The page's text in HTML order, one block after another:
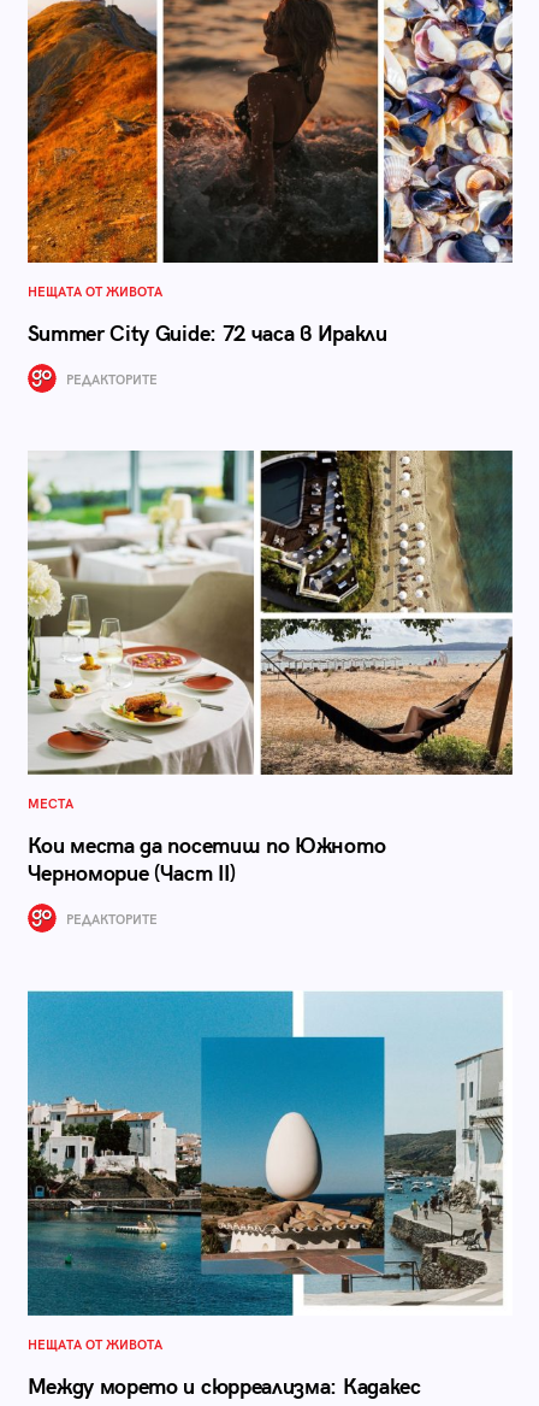
НЕЩАТА ОТ ЖИВОТА
Summer City Guide: 72 часа в Иракли
РЕДАКТОРИТЕ
МЕСТА
Кои места да посетиш по Южното
Черноморие (Част II)
РЕДАКТОРИТЕ
НЕЩАТА ОТ ЖИВОТА
Между морето и сюрреализма: Кадакес